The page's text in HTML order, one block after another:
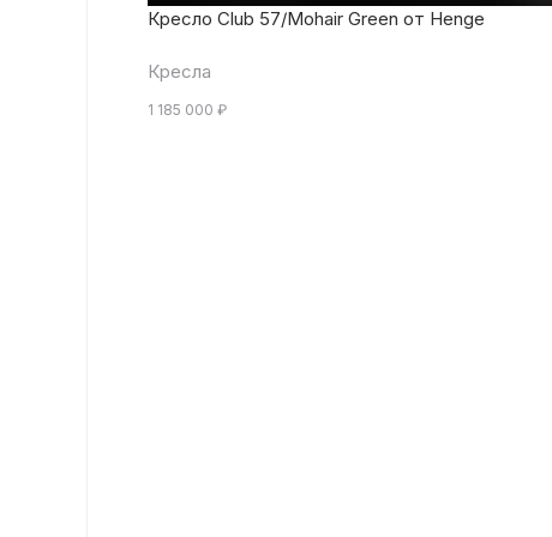
Кресло Club 57/Mohair Green от Henge
Кресла
1 185 000 ₽